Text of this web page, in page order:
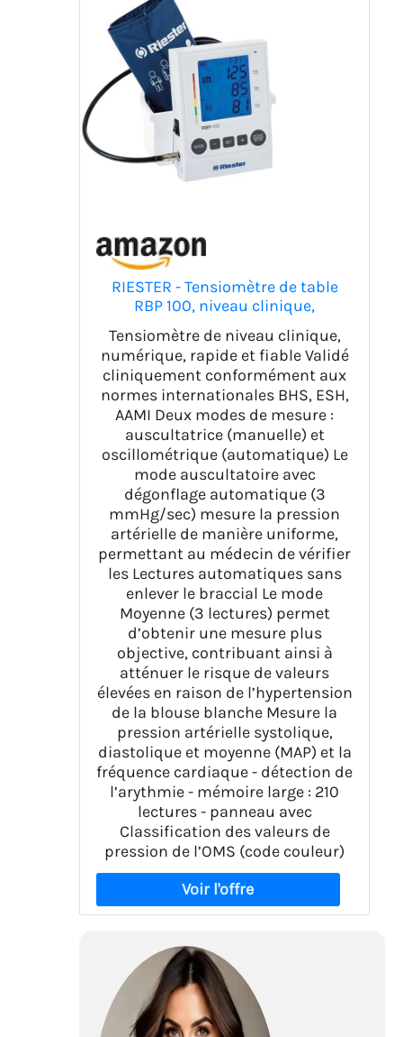
RIESTER - Tensiomètre de table
RBP 100, niveau clinique,
numérique, rapide et fiable, 49960
Tensiomètre de niveau clinique,
numérique, rapide et fiable Validé
cliniquement conformément aux
normes internationales BHS, ESH,
AAMI Deux modes de mesure :
auscultatrice (manuelle) et
oscillométrique (automatique) Le
mode auscultatoire avec
dégonflage automatique (3
mmHg/sec) mesure la pression
artérielle de manière uniforme,
permettant au médecin de vérifier
les Lectures automatiques sans
enlever le braccial Le mode
Moyenne (3 lectures) permet
d’obtenir une mesure plus
objective, contribuant ainsi à
atténuer le risque de valeurs
élevées en raison de l’hypertension
de la blouse blanche Mesure la
pression artérielle systolique,
diastolique et moyenne (MAP) et la
fréquence cardiaque - détection de
l’arythmie - mémoire large : 210
lectures - panneau avec
Classification des valeurs de
pression de l’OMS (code couleur)